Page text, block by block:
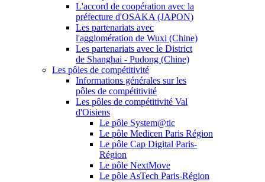
L'accord de coopération avec la
préfecture d'OSAKA (JAPON)
Les partenariats avec
l'agglomération de Wuxi (Chine)
Les partenariats avec le District
de Shanghai - Pudong (Chine)
Les pôles de compétitivité
Informations générales sur les
pôles de compétitivité
Les pôles de compétitivité Val
d'Oisiens
Le pôle System@tic
Le pôle Medicen Paris Région
Le pôle Cap Digital Paris-
Région
Le pôle NextMove
Le pôle AsTech Paris-Région